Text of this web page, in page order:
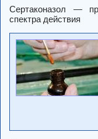
Сертаконазол —
спектра действия